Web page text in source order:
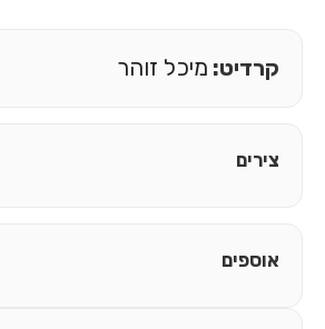
קרדיט: מיכל זוהר
צירים
אוספים